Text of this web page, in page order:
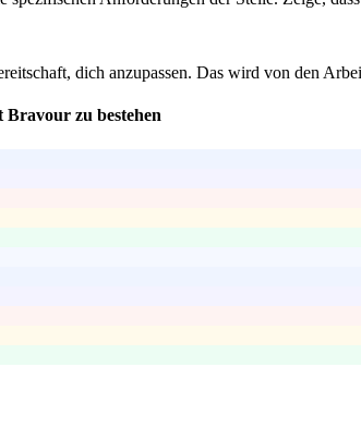
dich anzupassen. Das wird von den
Bravour zu bestehen